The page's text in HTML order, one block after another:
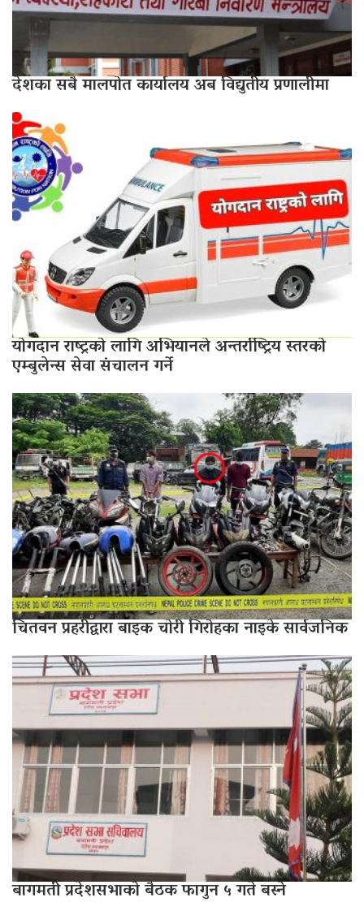
देशका सबै मालपोत कार्यालय अब विद्युतीय प्रणालीमा
योगदान राष्ट्रको लागि अभियानले अन्तर्राष्ट्रिय स्तरको
एम्बुलेन्स सेवा संचालन गर्ने
चितवन प्रहरीद्वारा बाइक चोरी गिरोहका नाइके सार्वजनिक
बागमती प्रदेशसभाको बैठक फागुन ५ गते बस्ने